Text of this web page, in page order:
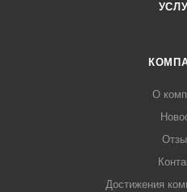
О
Достижения